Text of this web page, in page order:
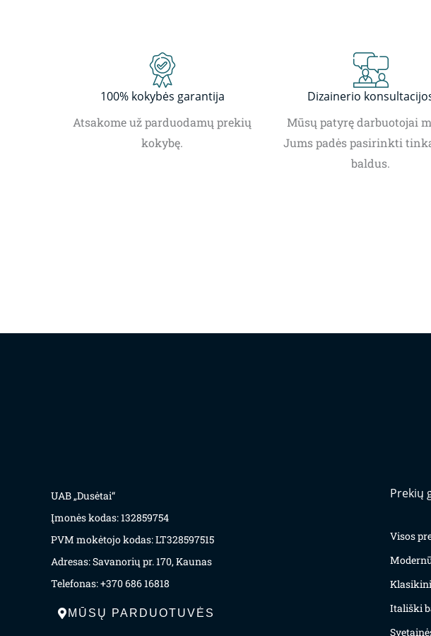
100% kokybės garantija
Atsakome už parduodamų prekių
kokybę.
Dizainerio
Mūsų patyrę darbuotojai
Jums padės pasirinkti
baldus.
UAB „Dusėtai“
Įmonės kodas: 132859754
PVM mokėtojo kodas: LT328597515
Adresas: Savanorių pr. 170, Kaunas
Telefonas: +370 686 16818
MŪSŲ PARDUOTUVĖS
Prekių
Visos
Itališki